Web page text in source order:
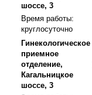
шоссе, 3
Время работы:
круглосуточно
Гинекологическое
приемное
отделение,
Кагальницкое
шоссе, 3